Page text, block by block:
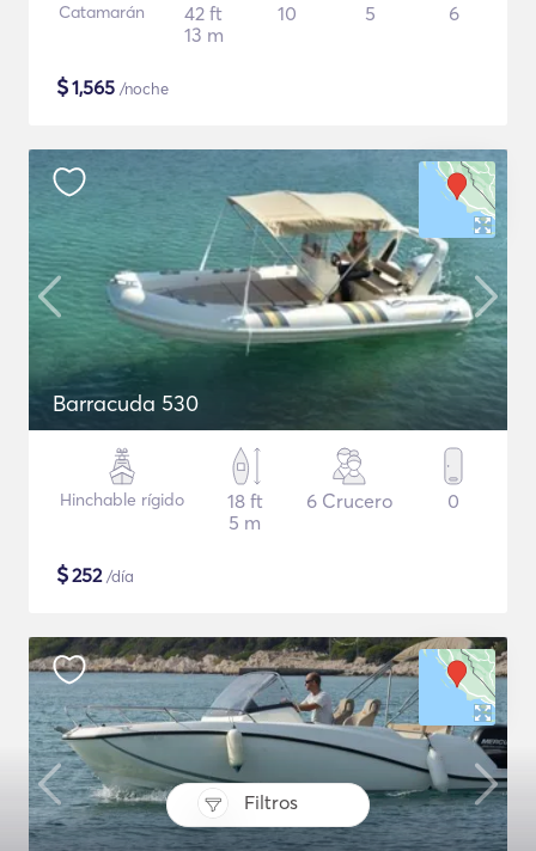
Filtros
Catamarán
42 ft
13 m
10 5 6
$1,565 /noche
Barracuda 530
Hinchable rígido
18 ft
5 m
6 Crucero 0
$252/día